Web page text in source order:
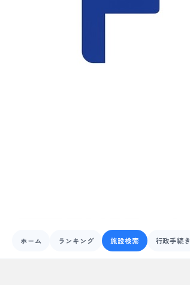
ホーム ランキング 施設検索 行政手続き